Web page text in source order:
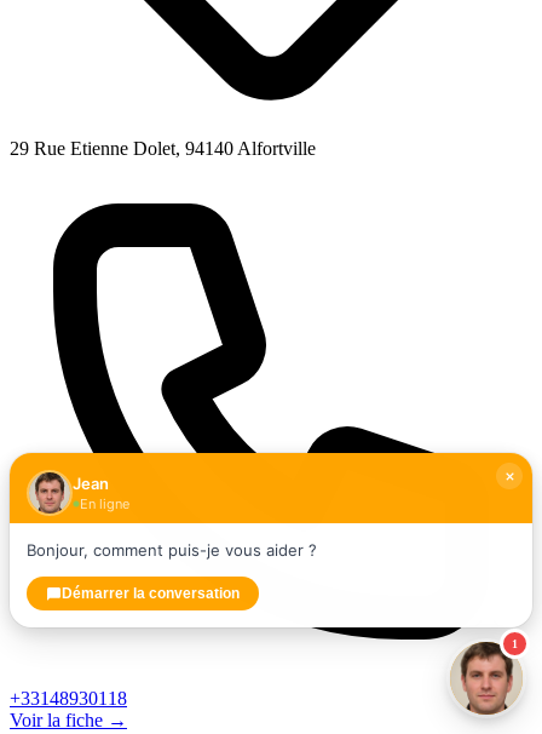
29 Rue Etienne Dolet, 94140 Alfortville
+33148930118
Voir la fiche →
1
Jean
En ligne
Bonjour, comment puis-je vous aider ?
Démarrer la conversation